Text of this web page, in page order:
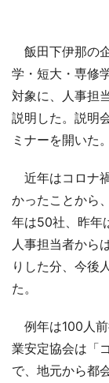
飯田下伊那の
学・短大・専修
対象に、人事担
説明した。説明
ミナーを開いた。
近年はコロナ
かったことから
年は50社、昨年
人事担当者から
りした分、今後
た。
例年は100人
業安定協会は「
で、地元から都